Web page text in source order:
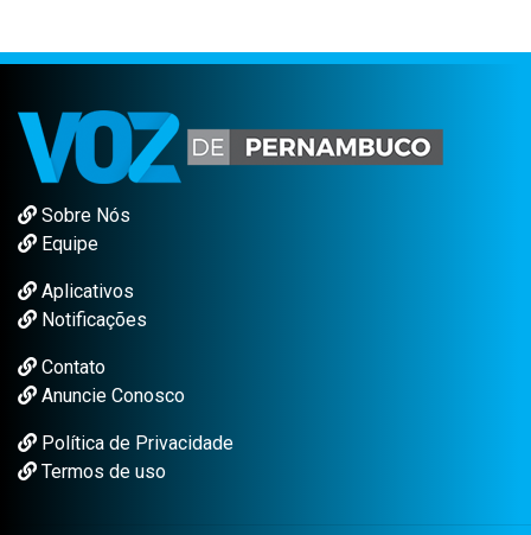
Sobre Nós
Equipe
Aplicativos
Notificações
Contato
Anuncie Conosco
Política de Privacidade
Termos de uso